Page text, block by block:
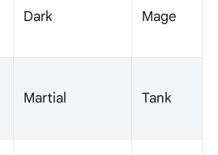
Dark Mage
Martial Tank